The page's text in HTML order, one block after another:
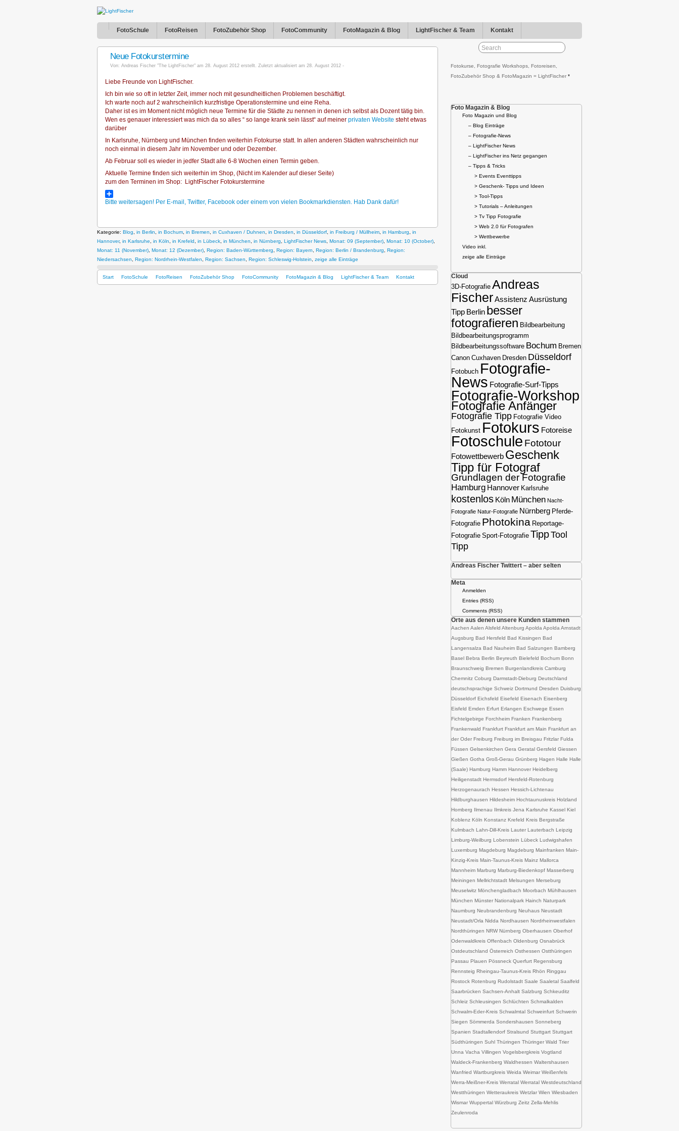
FotoSchule FotoReisen FotoZubehör Shop FotoCommunity FotoMagazin & Blog LightFischer & Team Kontakt
Neue Fotokurstermine
Von: Andreas Fischer "The LightFischer" am 28. August 2012 erstellt. Zuletzt aktualisiert am 28. August 2012 -
Liebe Freunde von LightFischer.
Ich bin wie so oft in letzter Zeit, immer noch mit gesundheitlichen Problemen beschäftigt.
Ich warte noch auf 2 wahrscheinlich kurzfristige Operationstermine und eine Reha.
Daher ist es im Moment nicht möglich neue Termine für die Städte zu nennen in denen ich selbst als Dozent tätig bin.
Wen es genauer interessiert was mich da so alles “ so lange krank sein lässt“ auf meiner privaten Website steht etwas
darüber
In Karlsruhe, Nürnberg und München finden weiterhin Fotokurse statt. In allen anderen Städten wahrscheinlich nur
noch einmal in diesem Jahr im November und oder Dezember.
Ab Februar soll es wieder in jedfer Stadt alle 6-8 Wochen einen Termin geben.
Aktuelle Termine finden sich weiterhin im Shop, (Nicht im Kalender auf dieser Seite)
zum den Terminen im Shop: LightFischer Fotokurstermine
Bitte weitersagen! Per E-mail, Twitter, Facebook oder einem von vielen Bookmarkdiensten. Hab Dank dafür!
Kategorie: Blog in Berlin in Bochum in Bremen in Cuxhaven / Duhnen in Dresden in Düsseldorf in Freiburg / Müllheim in Hamburg
in
Hannover, in Karlsruhe in Köln in Krefeld in Lübeck in München in Nürnberg LightFischer News Monat: 09 (September) Monat: 10 (October)
Monat: 11 (November) Monat: 12 (Dezember) Region: Baden-Württemberg Region: Bayern Region: Berlin / Brandenburg
Region:
Niedersachsen
Region: Nordrhein-Westfalen Region: Sachsen Region: Schleswig-Holstein zeige alle Einträge
Start FotoSchule FotoReisen FotoZubehör Shop FotoCommunity FotoMagazin & Blog LightFischer & Team Kontakt
Fotokurse, Fotografie Workshops, Fotoreisen,
FotoZubehör Shop & FotoMagazin = LightFischer *
Foto Magazin & Blog
Foto Magazin und Blog
– Blog Einträge
– Fotografie-News
– LightFischer News
– LightFischer ins Netz gegangen
– Tipps & Tricks
> Events Eventtipps
> Geschenk- Tipps und Ideen
> Tool-Tipps
> Tutorials – Anleitungen
> Tv Tipp Fotografie
> Web 2.0 für Fotografen
> Wettbewerbe
Video inkl.
zeige alle Einträge
Cloud
3D-Fotografie Andreas
FischerAssistenz Ausrüstung
Tipp Berlin besser
fotografieren Bildbearbeitung
Bildbearbeitungsprogramm
Bildbearbeitungssoftware Bochum Bremen
Canon Cuxhaven Dresden Düsseldorf
Fotobuch Fotografie-
News Fotografie-Surf-Tipps
Fotografie-Workshop
Fotografie Anfänger
Fotografie Tipp Fotografie Video
Fotokunst Fotokurs Fotoreise
Fotoschule Fototour
Fotowettbewerb Geschenk
Tipp für Fotograf
Grundlagen der Fotografie
Hamburg Hannover Karlsruhe
kostenlos Köln München Nacht-
Fotografie Natur-Fotografie Nürnberg Pferde-
Fotografie Photokina Reportage-
Fotografie Sport-Fotografie TippTool
Tipp
Andreas Fischer Twittert – aber selten
Meta
Anmelden
Entries (RSS)
Comments (RSS)
Orte aus denen unsere Kunden stammen
Aachen Aalen Alsfeld Altenburg Apolda Apolda Arnstadt
Augsburg Bad Hersfeld Bad Kissingen Bad
Langensalza Bad Nauheim Bad Salzungen Bamberg
Basel Bebra Berlin Beyreuth Bielefeld Bochum Bonn
Braunschweig Bremen Burgenlandkreis Camburg
Chemnitz Coburg Darmstadt-Dieburg Deutschland
deutschsprachige Schweiz Dortmund Dresden Duisburg
Düsseldorf Eichsfeld Eisefeld Eisenach Eisenberg
Eisfeld Emden Erfurt Erlangen Eschwege Essen
Fichtelgebirge Forchheim Franken Frankenberg
Frankenwald Frankfurt Frankfurt am Main Frankfurt an
der Oder Freiburg Freiburg im Breisgau Fritzlar Fulda
Füssen Gelsenkirchen Gera Geratal Gersfeld Giessen
Gießen Gotha Groß-Gerau Grünberg Hagen Halle Halle
(Saale) Hamburg Hamm Hannover Heidelberg
Heiligenstadt Hermsdorf Hersfeld-Rotenburg
Herzogenaurach Hessen Hessich-Lichtenau
Hildburghausen Hildesheim Hochtaunuskreis Holzland
Homberg Ilmenau Ilmkreis Jena Karlsruhe Kassel Kiel
Koblenz Köln Konstanz Krefeld Kreis Bergstraße
Kulmbach Lahn-Dill-Kreis Lauter Lauterbach Leipzig
Limburg-Weilburg Lobenstein Lübeck Ludwigshafen
Luxemburg Magdeburg Magdeburg Mainfranken Main-
Kinzig-Kreis Main-Taunus-Kreis Mainz Mallorca
Mannheim Marburg Marburg-Biedenkopf Masserberg
Meiningen Mellrichtstadt Melsungen Merseburg
Meuselwitz Mönchengladbach Moorbach Mühlhausen
München Münster Nationalpark Hainch Naturpark
Naumburg Neubrandenburg Neuhaus Neustadt
Neustadt/Orla Nidda Nordhausen Nordrheinwestfalen
Nordthüringen NRW Nürnberg Oberhausen Oberhof
Odenwaldkreis Offenbach Oldenburg Osnabrück
Ostdeutschland Österreich Osthessen Ostthüringen
Passau Plauen Pössneck Querfurt Regensburg
Rennsteig Rheingau-Taunus-Kreis Rhön Ringgau
Rostock Rotenburg Rudolstadt Saale Saaletal Saalfeld
Saarbrücken Sachsen-Anhalt Salzburg Schkeuditz
Schleiz Schleusingen Schlüchten Schmalkalden
Schwalm-Eder-Kreis Schwalmtal Schweinfurt Schwerin
Siegen Sömmerda Sondershausen Sonneberg
Spanien Stadtallendorf Stralsund Stuttgart Stuttgart
Südthüringen Suhl Thüringen Thüringer Wald Trier
Unna Vacha Villingen Vogelsbergkreis Vogtland
Waldeck-Frankenberg Waldhessen Waltershausen
Wanfried Wartburgkreis Weida Weimar Weißenfels
Werra-Meißner-Kreis Werratal Werratal Westdeutschland
Westthüringen Wetteraukreis Wetzlar Wien Wiesbaden
Wismar Wuppertal Würzburg Zeitz Zella-Mehlis
Zeulenroda